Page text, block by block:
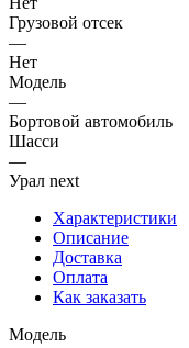
Грузовой отсек
—
Нет
Модель
—
Бортовой автомобиль
Шасси
—
Урал next
Характеристики
Описание
Доставка
Оплата
Как заказать
Модель